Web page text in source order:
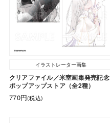
イラストレーター画集
クリアファイル／米室画集発売記念
ポップアップストア（全2種）
770円(税込)